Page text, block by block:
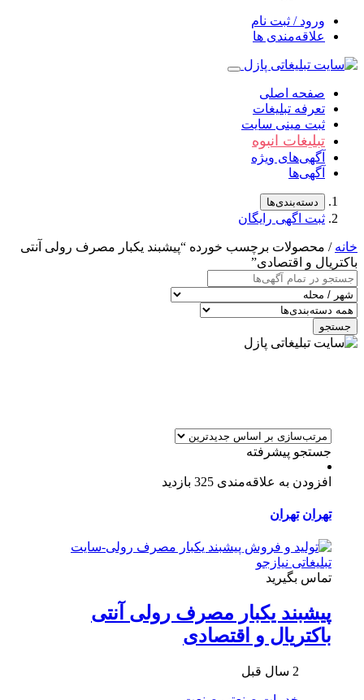
ورود / ثبت نام
علاقه‌مندی ها
صفحه اصلی
تعرفه تبلیغات
ثبت مینی سایت
تبلیغات انبوه
آگهی‌های ویژه
آگهی‌ها
دسته‌بندی‌ها
ثبت اگهی رایگان
خانه / محصولات برچسب خورده “پیشبند یکبار مصرف رولی آنتی
باکتریال و اقتصادی”
جستجو
جستجو پیشرفته
افزودن به علاقه‌مندی 325 بازدید
تهران تهران
تماس بگیرید
پیشبند یکبار مصرف رولی آنتی
باکتریال و اقتصادی
2 سال قبل